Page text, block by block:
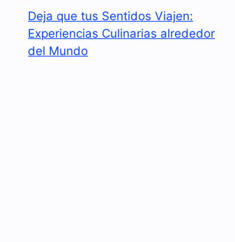
Deja que tus Sentidos Viajen:
Experiencias Culinarias alrededor
del Mundo